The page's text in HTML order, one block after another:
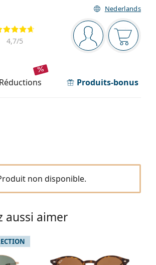
Nederlands
Barre de navigation
Vous êtesVotre
4,7/5
réductions Produits-bonus
non disponible.
aussi aimer